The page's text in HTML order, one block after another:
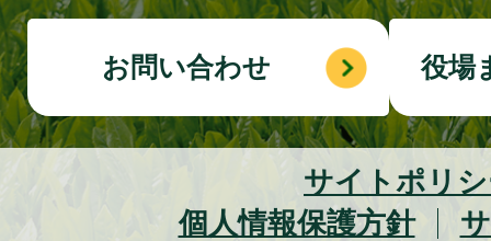
お問い合わせ 役場
サイトポリ
個人情報保護方針